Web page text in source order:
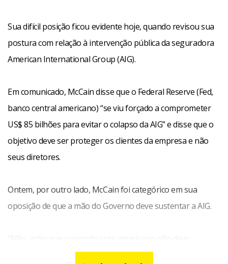
Sua difícil posição ficou evidente hoje, quando revisou sua
postura com relação à intervenção pública da seguradora
American International Group (AIG).
Em comunicado, McCain disse que o Federal Reserve (Fed,
banco central americano) “se viu forçado a comprometer
US$ 85 bilhões para evitar o colapso da AIG” e disse que o
objetivo deve ser proteger os clientes da empresa e não
seus diretores.
Ontem, por outro lado, McCain foi categórico em sua
oposição de que a mão do Governo deve sustentar a AIG.
carregar o peso da AIG e estou contente de que o